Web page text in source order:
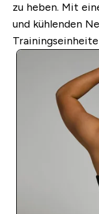
zu heben. Mit
und kühlenden